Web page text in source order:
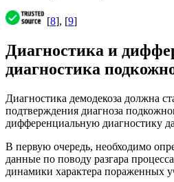
[8], [9]
Диагностика и
диагностика
Диагностика демодекоза должна
подтверждения диагноза
дифференциальную диагностику
В первую очередь, необходимо
данные по поводу разгара
динамики характера пораженных